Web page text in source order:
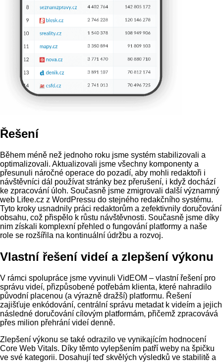
Řešení
Během méně než jednoho roku jsme systém stabilizovali a
optimalizovali. Aktualizovali jsme všechny komponenty a
přesunuli náročné operace do pozadí, aby mohli redaktoři i
návštěvníci dál používat stránky bez přerušení, i když dochází
ke zpracování úloh. Současně jsme zmigrovali další významný
web Lifee.cz z WordPressu do stejného redakčního systému.
Tyto kroky usnadnily práci redaktorům a zefektivnily doručování
obsahu, což přispělo k růstu návštěvnosti. Současně jsme díky
nim získali komplexní přehled o fungování platformy a naše
role se rozšířila na kontinuální údržbu a rozvoj.
Vlastní řešení videí a zlepšení výkonu
V rámci spolupráce jsme vyvinuli VidEOM – vlastní řešení pro
správu videí, přizpůsobené potřebám klienta, které nahradilo
původní placenou (a výrazně dražší) platformu. Řešení
zajišťuje enkódování, centrální správu metadat k videím a jejich
následné doručování cílovým platformám, přičemž zpracovává
přes milion přehrání videí denně.
Zlepšení výkonu se také odrazilo ve vynikajícím hodnocení
Core Web Vitals. Díky těmto vylepšením patří weby na špičku
ve své kategorii. Dosahují teď skvělých výsledků ve stabilitě a